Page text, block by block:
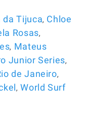
da Tijuca, Chloe
Rosas,
, Mateus
Junior Series,
de Janeiro,
,World Surf